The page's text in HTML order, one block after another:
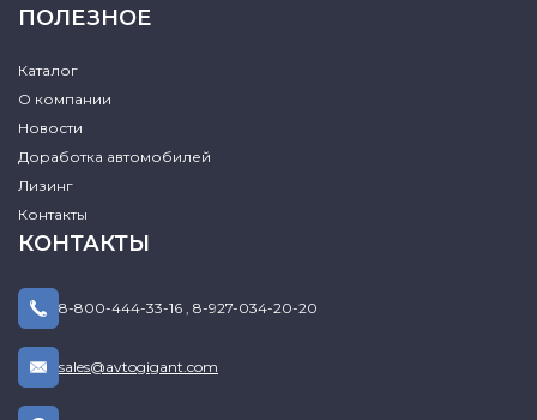
ПОЛЕЗНОЕ
Каталог
О компании
Новости
Доработка автомобилей
Лизинг
Контакты
КОНТАКТЫ
8-800-444-33-16 , 8-927-034-20-20
sales@avtogigant.com